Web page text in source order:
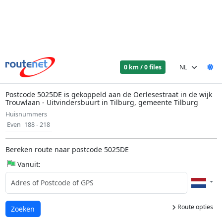
0 km / 0 files
Postcode 5025DE is gekoppeld aan de Oerlesestraat in de wijk
Trouwlaan - Uitvindersbuurt in Tilburg, gemeente Tilburg
Huisnummers
Even 188 - 218
Bereken route naar postcode 5025DE
Vanuit:
Route opties
Laden...
Zoeken